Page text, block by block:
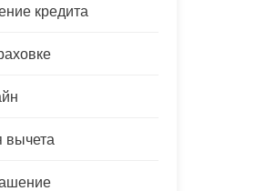
кредита
вычета